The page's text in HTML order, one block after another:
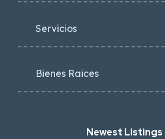
Servicios
Bienes Raices
Newest Listings​